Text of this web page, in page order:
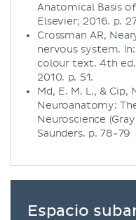
Anatomical Basis
Elsevier; 2016. p.
Crossman AR,
nervous system.
colour text. 4th
2010. p. 51.
Md, E. M. L., & Cip,
Neuroanatomy:
Neuroscience
Saunders. p. 78-79
Espacio